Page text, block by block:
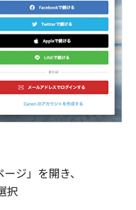
ジ」を開き、
択